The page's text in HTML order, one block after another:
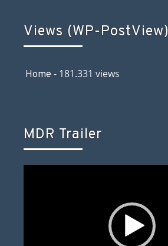
Views (WP-PostView)
Home - 181.331 views
MDR Trailer